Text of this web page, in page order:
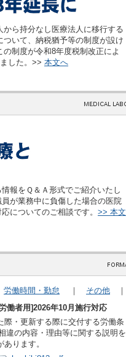
から持分なし医療法人に移行する
ついて、納税猶予等の制度が設け
の制度が令和8年度税制改正によ
した。>> 本文へ
報をＱ＆Ａ形式でご紹介いたし
が業務中に負傷した場合の医院
についてのご相談です。 >> 本文
労働時間・勤怠 ｜ その他 ｜
働者用]2026年10月施行対応
・更新する際に交付する労働条
違の内容・理由等に関する説明を
ります。